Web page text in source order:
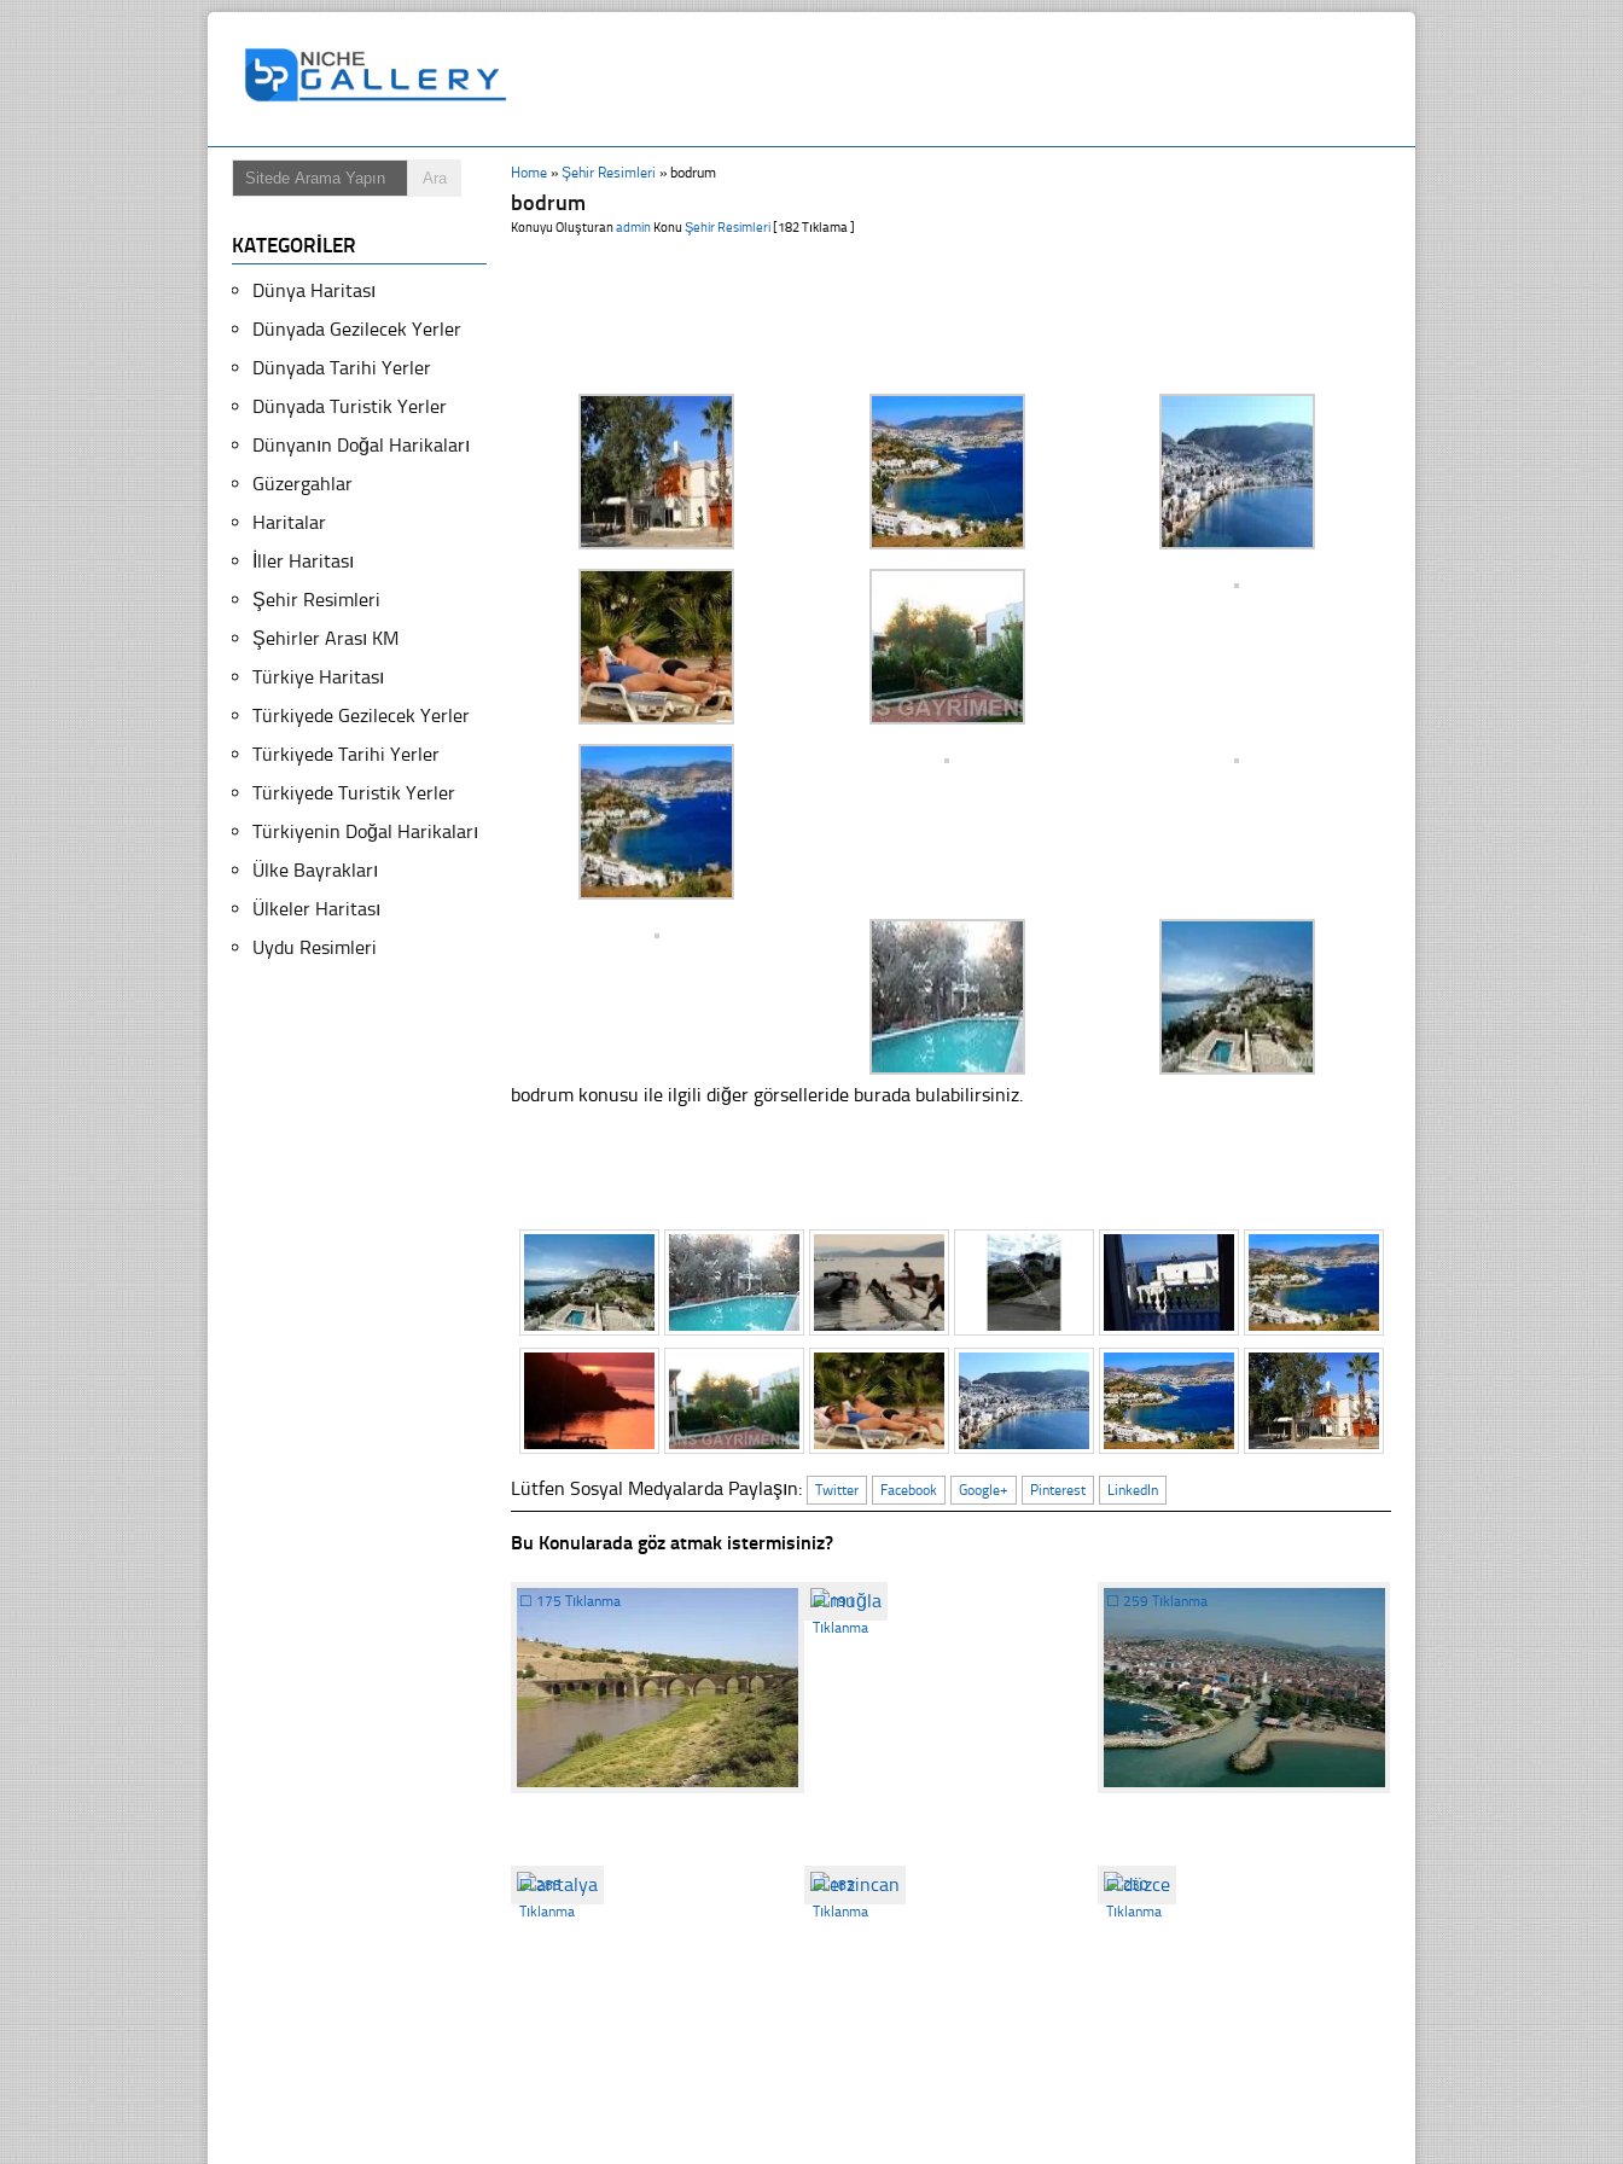
Home »Şehir Resimleri » bodrum
bodrum
Konuyu Oluşturanadmin KonuŞehir Resimleri [182 Tıklama ]
bodrum konusu ile ilgili diğer görselleride burada bulabilirsiniz.
Lütfen Sosyal Medyalarda Paylaşın: Twitter Facebook Google+ Pinterest LinkedIn
Bu Konularada göz atmak istermisiniz?
☐ 175 Tıklanma ☐191
Tıklanma
☐ 259 Tıklanma
☐285
Tıklanma
☐183
Tıklanma
☐230
Tıklanma
KATEGORILER
Dünya Haritası
Dünyada Gezilecek Yerler
Dünyada Tarihi Yerler
Dünyada Turistik Yerler
Dünyanın Doğal Harikaları
Güzergahlar
Haritalar
İller Haritası
Şehir Resimleri
Şehirler Arası KM
Türkiye Haritası
Türkiyede Gezilecek Yerler
Türkiyede Tarihi Yerler
Türkiyede Turistik Yerler
Türkiyenin Doğal Harikaları
Ülke Bayrakları
Ülkeler Haritası
Uydu Resimleri